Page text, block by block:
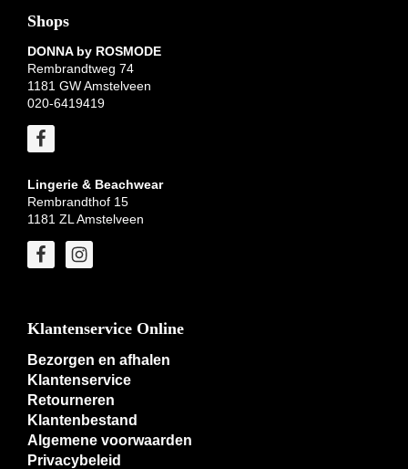
Shops
DONNA by ROSMODE
Rembrandtweg 74
1181 GW Amstelveen
020-6419419
Lingerie & Beachwear
Rembrandthof 15
1181 ZL Amstelveen
Klantenservice Online
Bezorgen en afhalen
Klantenservice
Retourneren
Klantenbestand
Algemene voorwaarden
Privacybeleid